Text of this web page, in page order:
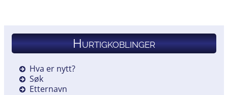
Hurtigkoblinger
Hva er nytt?
Søk
Etternavn